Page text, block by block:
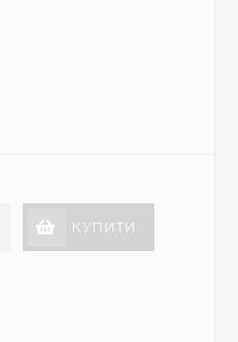
КУПИТИ